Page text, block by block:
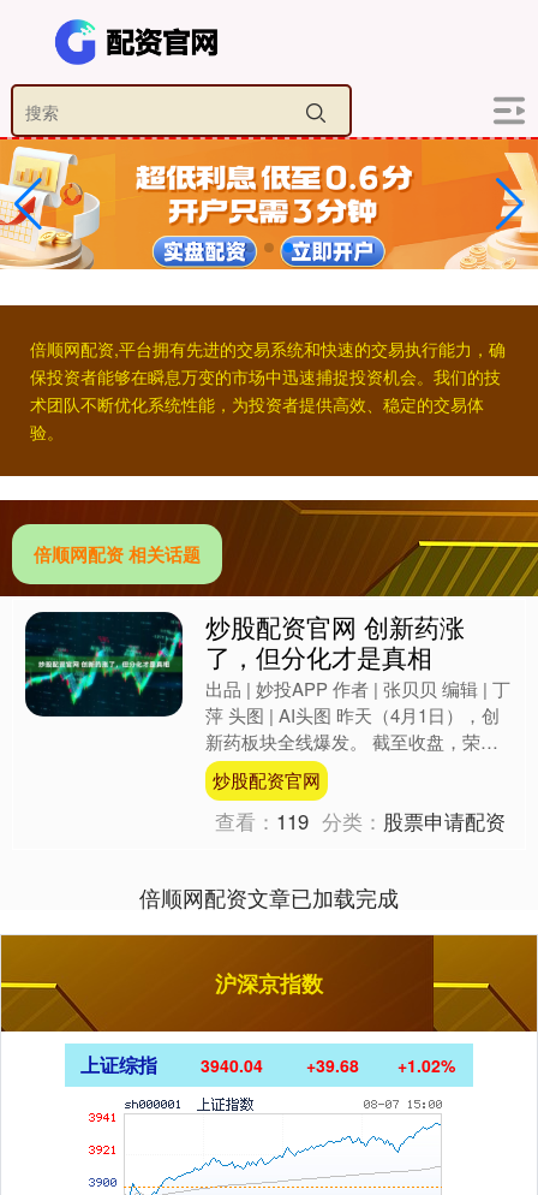
倍顺网配资,平台拥有先进的交易系统和快速的交易执行能力，确
保投资者能够在瞬息万变的市场中迅速捕捉投资机会。我们的技
术团队不断优化系统性能，为投资者提供高效、稳定的交易体
验。
倍顺网配资 相关话题
炒股配资官网 创新药涨
了，但分化才是真相
出品 | 妙投APP 作者 | 张贝贝 编辑 | 丁
萍 头图 | AI头图 昨天（4月1日），创
新药板块全线爆发。 截至收盘，荣昌
生物、亚盛医药、君实生物等涨超....
炒股配资官网
查看： 119 分类： 股票申请配资
倍顺网配资文章已加载完成
沪深京指数
上证综指 3940.04 +39.68 +1.02%